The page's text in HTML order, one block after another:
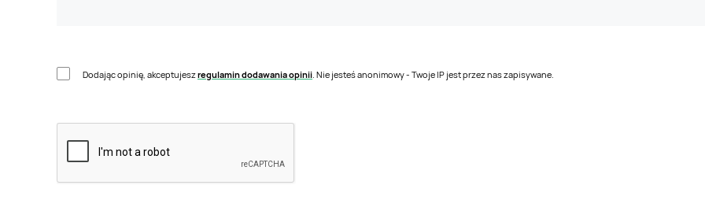
Dodając opinię, akceptujeszregulamin dodawania opinii . Nie jesteś anonimowy - Twoje IP jest przez nas zapisywane.